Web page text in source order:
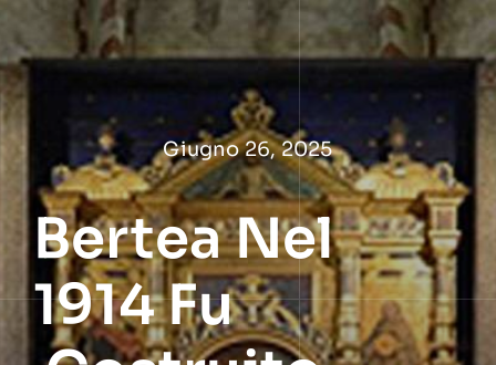
contenuto
Giugno 26, 2025
Bertea Nel
1914 Fu